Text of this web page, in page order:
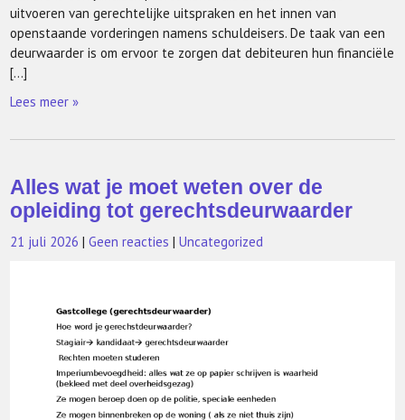
uitvoeren van gerechtelijke uitspraken en het innen van
openstaande vorderingen namens schuldeisers. De taak van een
deurwaarder is om ervoor te zorgen dat debiteuren hun financiële
[…]
Lees meer »
Alles wat je moet weten over de
opleiding tot gerechtsdeurwaarder
21 juli 2026 |Geen reacties |Uncategorized